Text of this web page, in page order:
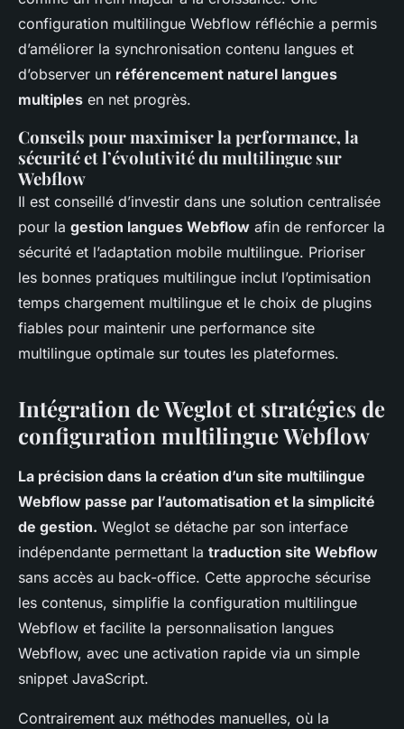
configuration multilingue Webflow réfléchie a permis
d’améliorer la synchronisation contenu langues et
d’observer un référencement naturel langues
multiples en net progrès.
Conseils pour maximiser la performance, la
sécurité et l’évolutivité du multilingue sur
Webflow
Il est conseillé d’investir dans une solution centralisée
pour la gestion langues Webflow afin de renforcer la
sécurité et l’adaptation mobile multilingue. Prioriser
les bonnes pratiques multilingue inclut l’optimisation
temps chargement multilingue et le choix de plugins
fiables pour maintenir une performance site
multilingue optimale sur toutes les plateformes.
Intégration de Weglot et stratégies de
configuration multilingue Webflow
La précision dans la création d’un site multilingue
Webflow passe par l’automatisation et la simplicité
de gestion. Weglot se détache par son interface
indépendante permettant la traduction site Webflow
sans accès au back-office. Cette approche sécurise
les contenus, simplifie la configuration multilingue
Webflow et facilite la personnalisation langues
Webflow, avec une activation rapide via un simple
snippet JavaScript.
Contrairement aux méthodes manuelles, où la